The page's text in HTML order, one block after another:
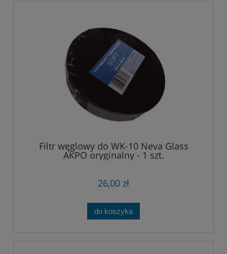
Filtr węglowy do WK-10 Neva Glass
AKPO oryginalny - 1 szt.
26,00 zł
do koszyka